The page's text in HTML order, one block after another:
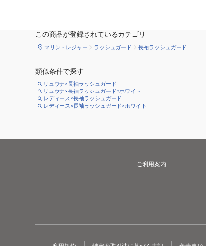
この商品が登録されているカテゴリ
マリン・レジャー ラッシュガード 長袖ラッシュガード
類似条件で探す
リュウナ×長袖ラッシュガード
リュウナ×長袖ラッシュガード×ホワイト
レディース×長袖ラッシュガード
レディース×長袖ラッシュガード×ホワイト
ご利用案内